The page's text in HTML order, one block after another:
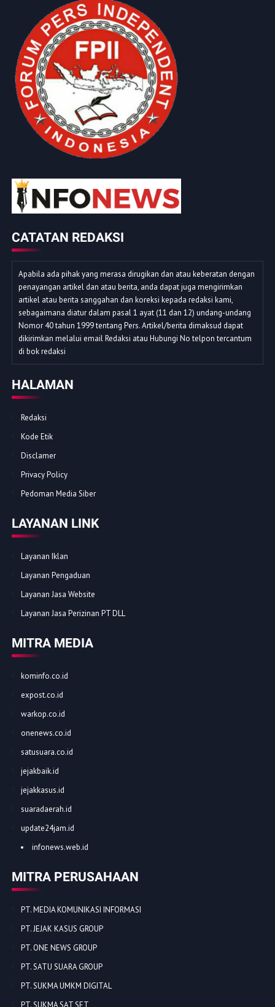
CATATAN REDAKSI
Apabila ada pihak yang merasa dirugikan dan atau keberatan dengan
penayangan artikel dan atau berita, anda dapat juga mengirimkan
artikel atau berita sanggahan dan koreksi kepada redaksi kami,
sebagaimana diatur dalam pasal 1 ayat (11 dan 12) undang-undang
Nomor 40 tahun 1999 tentang Pers. Artikel/berita dimaksud dapat
dikirimkan melalui email Redaksi atau Hubungi No telpon tercantum
di bok redaksi
HALAMAN
Redaksi
Kode Etik
Disclamer
Privacy Policy
Pedoman Media Siber
LAYANAN LINK
Layanan Iklan
Layanan Pengaduan
Layanan Jasa Website
Layanan Jasa Perizinan PT DLL
MITRA MEDIA
kominfo.co.id
expost.co.id
warkop.co.id
onenews.co.id
satusuara.co.id
jejakbaik.id
jejakkasus.id
suaradaerah.id
update24jam.id
infonews.web.id
MITRA PERUSAHAAN
PT. MEDIA KOMUNIKASI INFORMASI
PT. JEJAK KASUS GROUP
PT. ONE NEWS GROUP
PT. SATU SUARA GROUP
PT. SUKMA UMKM DIGITAL
PT. SUKMA SAT SET